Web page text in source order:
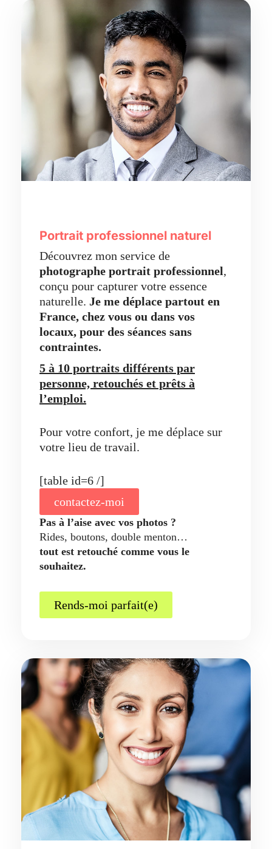
Portrait professionnel naturel
Découvrez mon service de
photographe portrait professionnel,
conçu pour capturer votre essence
naturelle. Je me déplace partout en
France, chez vous ou dans vos
locaux, pour des séances sans
contraintes.
5 à 10 portraits différents par
personne, retouchés et prêts à
l’emploi.
Pour votre confort, je me déplace sur
votre lieu de travail.
[table id=6 /]
contactez-moi
Pas à l’aise avec vos photos ?
Rides, boutons, double menton…
tout est retouché comme vous le
souhaitez.
Rends-moi parfait(e)